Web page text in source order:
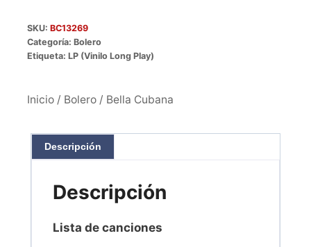
SKU: BC13269
Categoría: Bolero
Etiqueta: LP (Vinilo Long Play)
Inicio / Bolero / Bella Cubana
Descripción
Descripción
Lista de canciones